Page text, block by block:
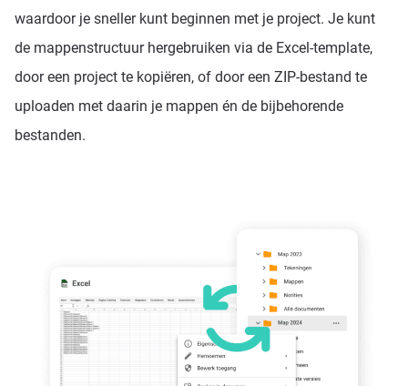
waardoor je sneller kunt beginnen met je project. Je kunt
de mappenstructuur hergebruiken via de Excel-template,
door een project te kopiëren, of door een ZIP-bestand te
uploaden met daarin je mappen én de bijbehorende
bestanden.